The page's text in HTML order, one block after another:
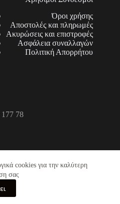
cookies για την καλύτερη
σας
Όροι χρήσης
Αποστολές και πληρωμές
Ακυρώσεις και επιστροφές
Ασφάλεια συναλλαγών
Πολιτική Απορρήτου
78